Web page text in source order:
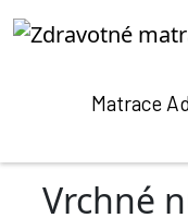
Matrace
Vrchné